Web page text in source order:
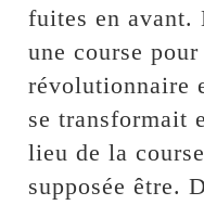
fuites en avant.
une course
révolutionnaire
se transformait
lieu de la
supposée être.